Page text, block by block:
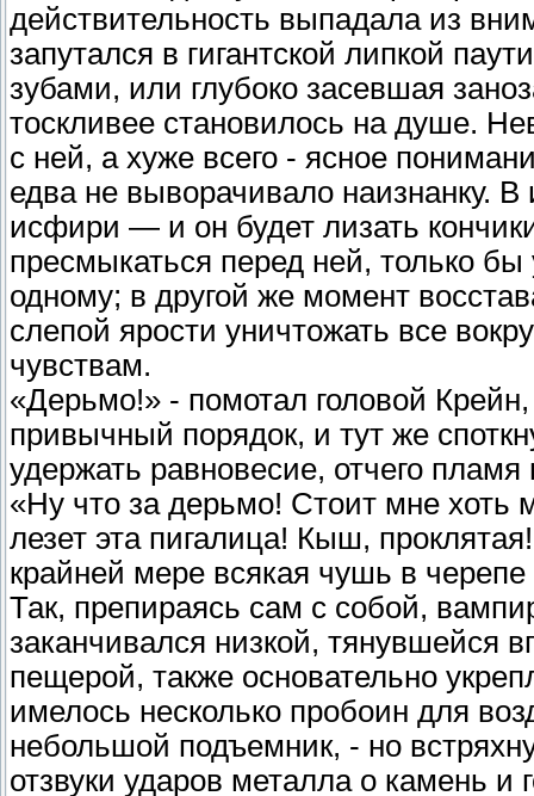
действительность выпадала из
запутался в гигантской липкой
зубами, или глубоко засевшая
тоскливее становилось на душе.
с ней, а хуже всего - ясное
едва не выворачивало наизнанку.
исфири — и он будет лизать
пресмыкаться перед ней, только
одному; в другой же момент
слепой ярости уничтожать все
чувствам.
«Дерьмо!» - помотал головой
привычный порядок, и тут же
удержать равновесие, отчего
«Ну что за дерьмо! Стоит мне хоть
лезет эта пигалица! Кыш,
крайней мере всякая чушь в
Так, препираясь сам с собой,
заканчивался низкой, тянувшейся
пещерой, также основательно
имелось несколько пробоин для
небольшой подъемник, - но
отзвуки ударов металла о камень